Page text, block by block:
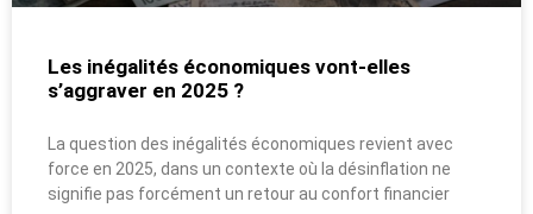
Les inégalités économiques vont-elles
s’aggraver en 2025 ?
La question des inégalités économiques revient avec
force en 2025, dans un contexte où la désinflation ne
signifie pas forcément un retour au confort financier